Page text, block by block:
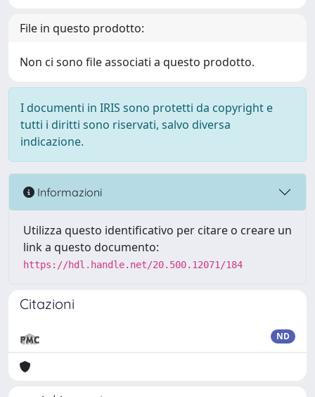
File in questo prodotto:
Non ci sono file associati a questo prodotto.
I documenti in IRIS sono protetti da copyright e
tutti i diritti sono riservati, salvo diversa
indicazione.
Informazioni
Utilizza questo identificativo per citare o creare un
link a questo documento:
https://hdl.handle.net/20.500.12071/184
Citazioni
ND